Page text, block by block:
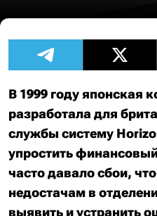
В 1999 году японская
разработала для
службы систему
упростить
часто давало сбои,
недостачам в
выявить и устранить